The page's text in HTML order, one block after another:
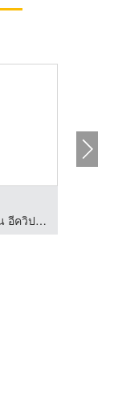
โรงงานผลิตเครื่องทำน้ำแข็ง - นิวตั้น อีควิปเม้นท์